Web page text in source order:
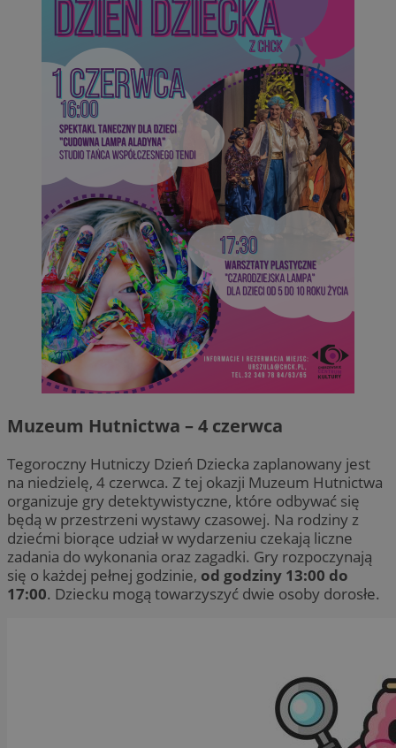
Muzeum Hutnictwa – 4 czerwca
Tegoroczny Hutniczy Dzień Dziecka zaplanowany jest
na niedzielę, 4 czerwca. Z tej okazji Muzeum Hutnictwa
organizuje gry detektywistyczne, które odbywać się
będą w przestrzeni wystawy czasowej. Na rodziny z
dziećmi biorące udział w wydarzeniu czekają liczne
zadania do wykonania oraz zagadki. Gry rozpoczynają
się o każdej pełnej godzinie, od godziny 13:00 do
17:00. Dziecku mogą towarzyszyć dwie osoby dorosłe.